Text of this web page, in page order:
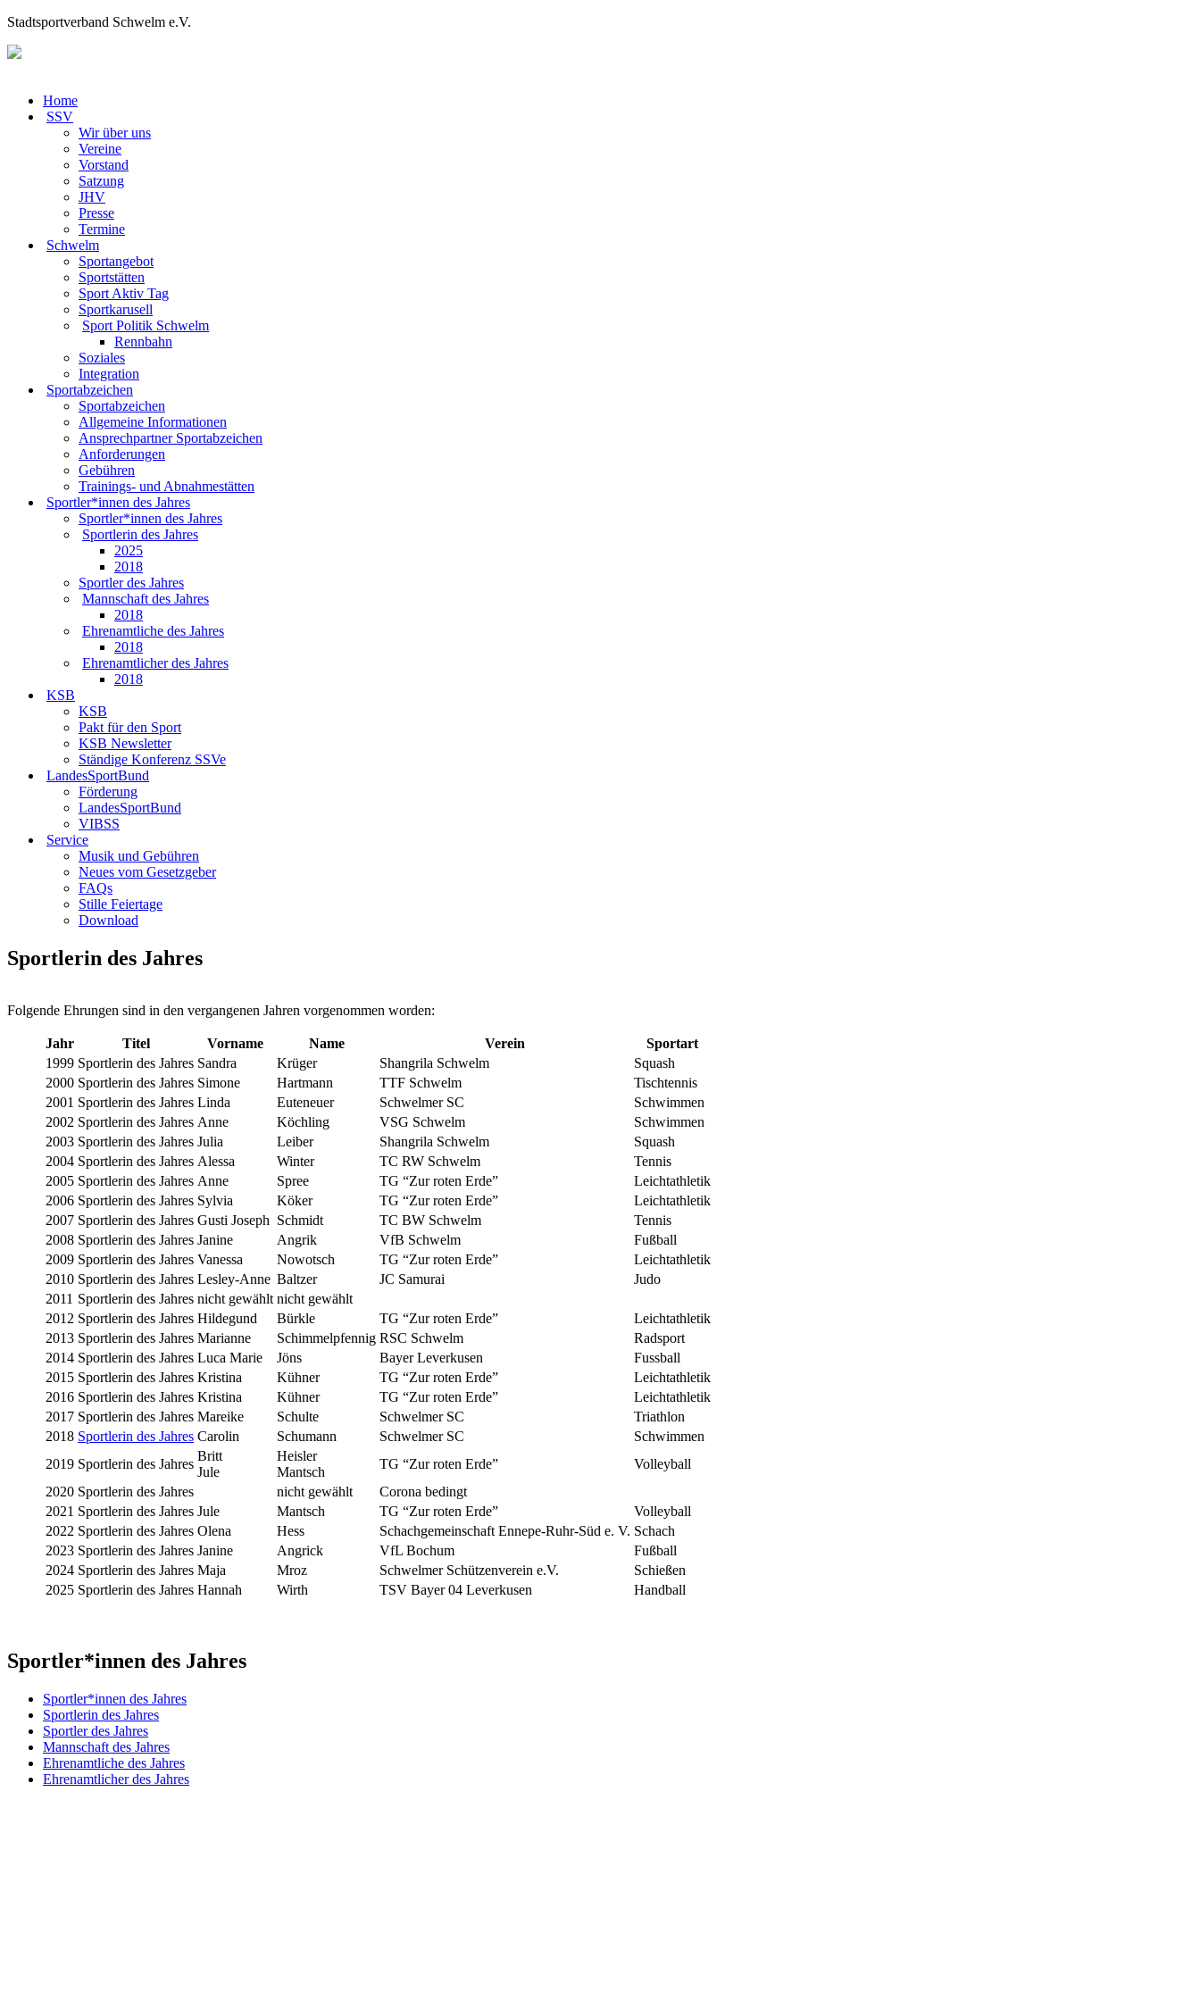
Stadtsportverband Schwelm e.V.
Home
SSV
Wir über uns
Vereine
Vorstand
Satzung
JHV
Presse
Termine
Schwelm
Sportangebot
Sportstätten
Sport Aktiv Tag
Sportkarusell
Sport Politik Schwelm
Rennbahn
Soziales
Integration
Sportabzeichen
Sportabzeichen
Allgemeine Informationen
Ansprechpartner Sportabzeichen
Anforderungen
Gebühren
Trainings- und Abnahmestätten
Sportler*innen des Jahres
Sportler*innen des Jahres
Sportlerin des Jahres
2025
2018
Sportler des Jahres
Mannschaft des Jahres
2018
Ehrenamtliche des Jahres
2018
Ehrenamtlicher des Jahres
2018
KSB
KSB
Pakt für den Sport
KSB Newsletter
Ständige Konferenz SSVe
LandesSportBund
Förderung
LandesSportBund
VIBSS
Service
Musik und Gebühren
Neues vom Gesetzgeber
FAQs
Stille Feiertage
Download
Sportlerin des Jahres
Folgende Ehrungen sind in den vergangenen Jahren vorgenommen worden:
Jahr Titel Vorname Name Verein
Sportart
1999 Sportlerin des Jahres Sandra Krüger Shangrila Schwelm
Squash
2000 Sportlerin des Jahres Simone Hartmann TTF Schwelm
Tischtennis
2001 Sportlerin des Jahres Linda Euteneuer Schwelmer SC
Schwimmen
2002 Sportlerin des Jahres Anne Köchling VSG Schwelm
Schwimmen
2003 Sportlerin des Jahres Julia Leiber Shangrila Schwelm
Squash
2004 Sportlerin des Jahres Alessa Winter TC RW Schwelm
Tennis
2005 Sportlerin des Jahres Anne Spree TG “Zur roten Erde”
Leichtathletik
2006 Sportlerin des Jahres Sylvia Köker TG “Zur roten Erde”
Leichtathletik
2007 Sportlerin des Jahres Gusti Joseph Schmidt TC BW Schwelm
Tennis
2008 Sportlerin des Jahres Janine Angrik VfB Schwelm
Fußball
2009 Sportlerin des Jahres Vanessa Nowotsch TG “Zur roten Erde”
Leichtathletik
2010 Sportlerin des Jahres Lesley-Anne Baltzer JC Samurai
Judo
2011 Sportlerin des Jahres nicht gewählt nicht gewählt
2012 Sportlerin des Jahres Hildegund Bürkle TG “Zur roten Erde”
Leichtathletik
2013 Sportlerin des Jahres Marianne Schimmelpfennig RSC Schwelm
Radsport
2014 Sportlerin des Jahres Luca Marie Jöns Bayer Leverkusen
Fussball
2015 Sportlerin des Jahres Kristina Kühner TG “Zur roten Erde”
Leichtathletik
2016 Sportlerin des Jahres Kristina Kühner TG “Zur roten Erde”
Leichtathletik
2017 Sportlerin des Jahres Mareike Schulte Schwelmer SC
Triathlon
2018 Sportlerin des Jahres Carolin Schumann Schwelmer SC
Schwimmen
2019 Sportlerin des Jahres
Britt
Jule
Heisler
Mantsch
TG “Zur roten Erde”
Volleyball
2020 Sportlerin des Jahres nicht gewählt
Corona bedingt
2021 Sportlerin des Jahres Jule Mantsch TG “Zur roten Erde”
Volleyball
2022 Sportlerin des Jahres Olena Hess Schachgemeinschaft Ennepe-Ruhr-Süd e. V. Schach
2023 Sportlerin des Jahres Janine Angrick VfL Bochum
Fußball
2024 Sportlerin des Jahres Maja Mroz Schwelmer Schützenverein e.V.
Schießen
2025 Sportlerin des Jahres Hannah Wirth TSV Bayer 04 Leverkusen Handball
Sportler*innen des Jahres
Sportler*innen des Jahres
Sportlerin des Jahres
Sportler des Jahres
Mannschaft des Jahres
Ehrenamtliche des Jahres
Ehrenamtlicher des Jahres